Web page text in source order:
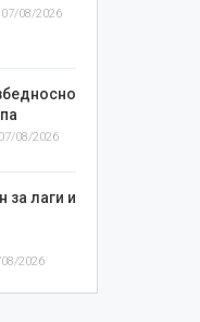
07/08/2026
07/08/2026
лаги и
2026